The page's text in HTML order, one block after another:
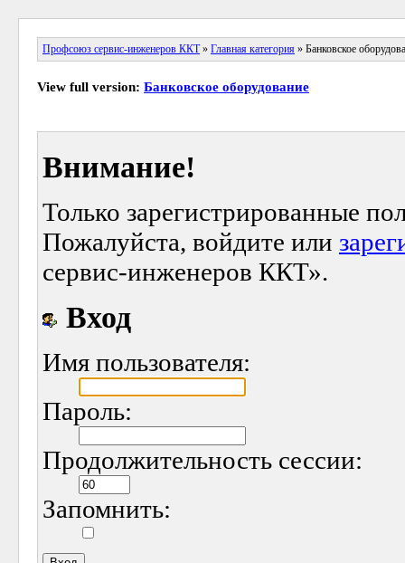
Профсоюз сервис-инженеров ККТ» Главная категория » Банковское
View full version: Банковское оборудование
Внимание!
Только зарегистрированные
Пожалуйста, войдите или
сервис-инженеров ККТ».
Вход
Имя пользователя:
Пароль:
Продолжительность сессии:
Запомнить: